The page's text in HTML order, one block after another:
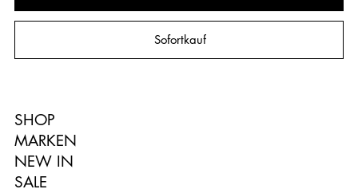
Sofortkauf
SHOP
MARKEN
NEW IN
SALE